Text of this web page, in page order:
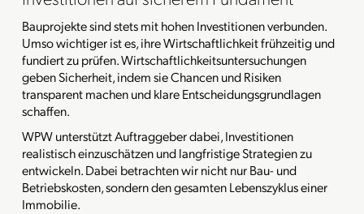
Bauprojekte sind stets mit hohen Investitionen verbunden.
Umso wichtiger ist es, ihre Wirtschaftlichkeit frühzeitig und
fundiert zu prüfen. Wirtschaftlichkeitsuntersuchungen
geben Sicherheit, indem sie Chancen und Risiken
transparent machen und klare Entscheidungsgrundlagen
schaffen.
WPW unterstützt Auftraggeber dabei, Investitionen
realistisch einzuschätzen und langfristige Strategien zu
entwickeln. Dabei betrachten wir nicht nur Bau- und
Betriebskosten, sondern den gesamten Lebenszyklus einer
Immobilie.